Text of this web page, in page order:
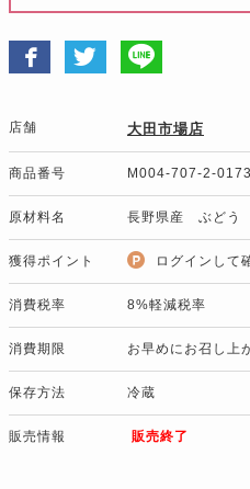
店舗 大田市場店
商品番号 M004-707-2-
原材料名 長野県産 ぶどう
獲得ポイント ログインして
消費税率 8%軽減税率
消費期限 お早めにお召し上
保存方法 冷蔵
販売情報 販売終了